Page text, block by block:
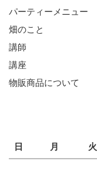
パーティーメニュー
畑のこと
講師
講座
物販商品について
日 月 火